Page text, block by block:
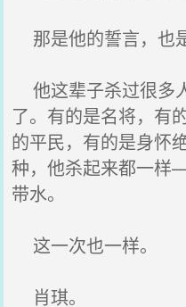
那是他的誓言，也
他这辈子杀过很多
了。有的是名将，有
的平民，有的是身怀
种，他杀起来都一
带水。
这一次也一样。
肖琪。